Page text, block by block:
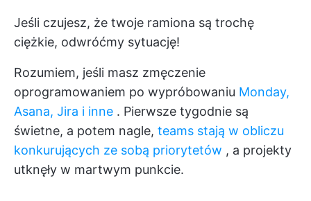
Jeśli czujesz, że twoje ramiona są trochę
ciężkie, odwróćmy sytuację!
Rozumiem, jeśli masz zmęczenie
oprogramowaniem po wypróbowaniu Monday,
Asana, Jira i inne . Pierwsze tygodnie są
świetne, a potem nagle, teams stają w obliczu
konkurujących ze sobą priorytetów , a projekty
utknęły w martwym punkcie.